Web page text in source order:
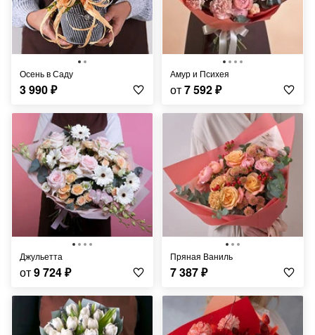
Осень в Саду
3 990₽
Амур и Психея
от7 592₽
Джульетта
от9 724₽
Пряная Ваниль
7 387₽